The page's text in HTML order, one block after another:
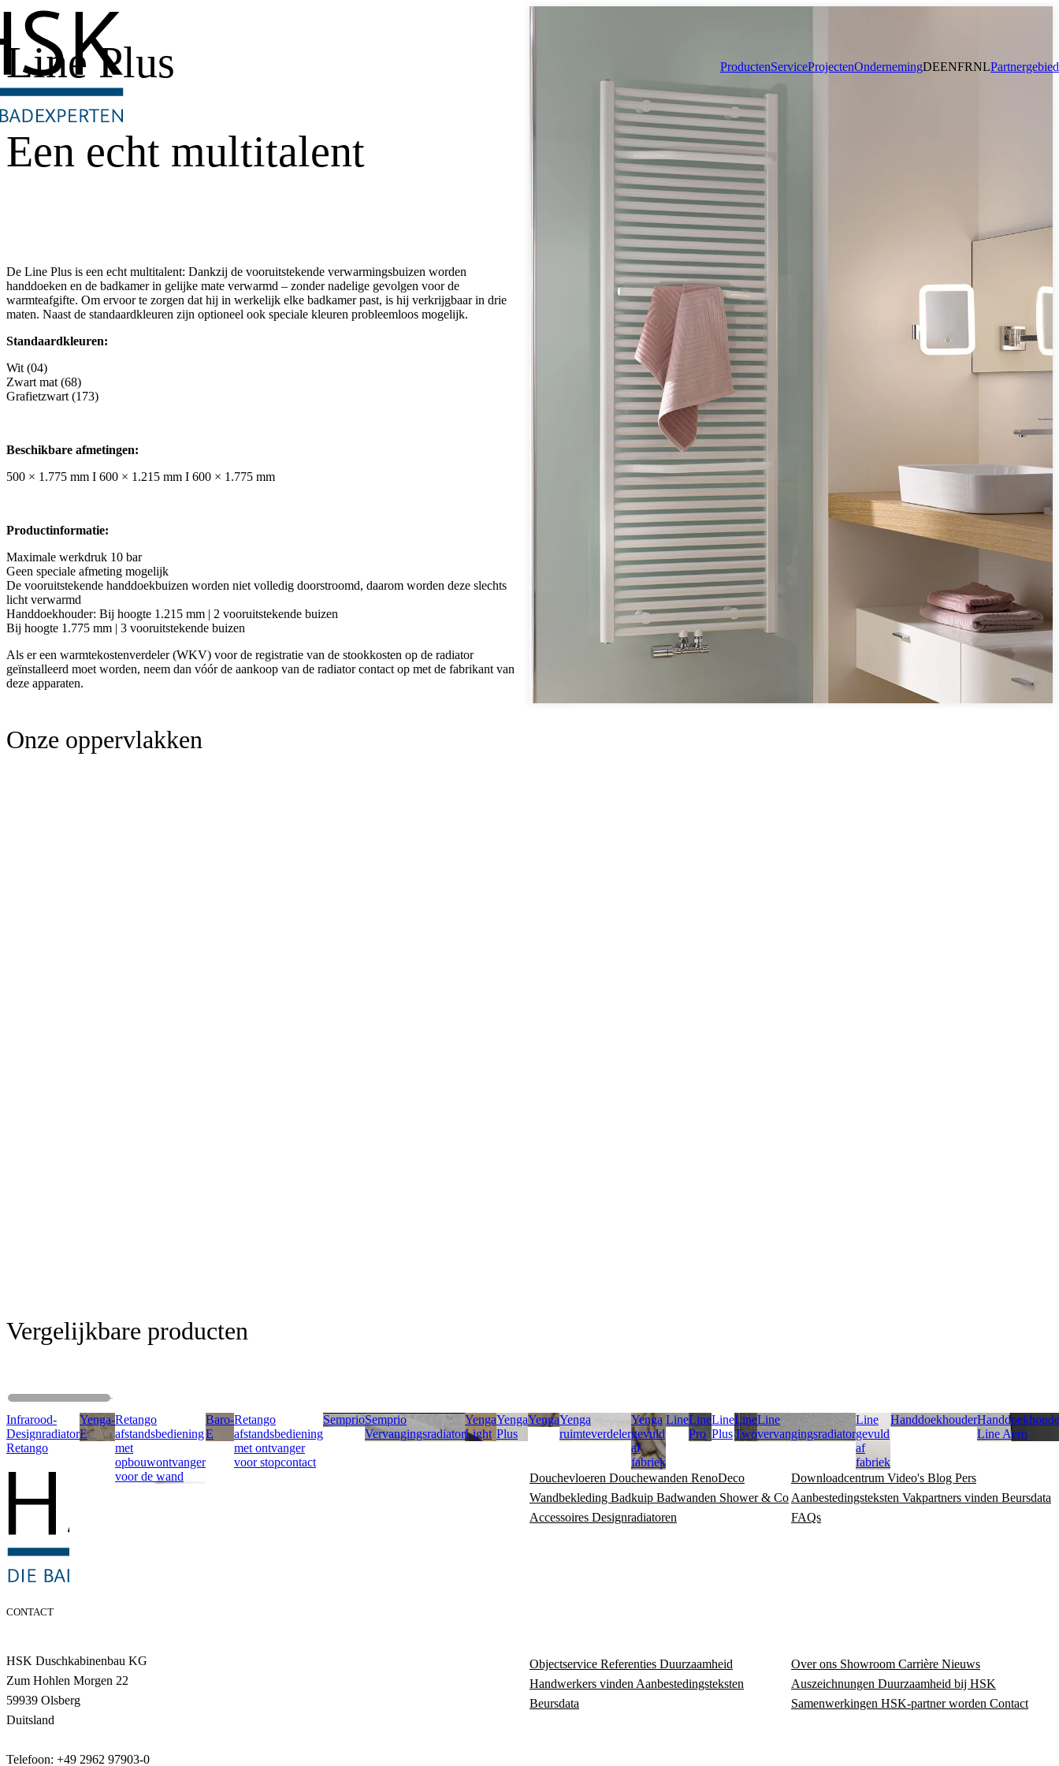
ProductenServiceProjectenOndernemingDEENFRNLPartnergebied
Line Plus
Een echt multitalent
De Line Plus is een echt multitalent: Dankzij de vooruitstekende verwarmingsbuizen worden
handdoeken en de badkamer in gelijke mate verwarmd – zonder nadelige gevolgen voor de
warmteafgifte. Om ervoor te zorgen dat hij in werkelijk elke badkamer past, is hij verkrijgbaar in drie
maten. Naast de standaardkleuren zijn optioneel ook speciale kleuren probleemloos mogelijk.
Standaardkleuren:
Wit (04)
Zwart mat (68)
Grafietzwart (173)
Beschikbare afmetingen:
500 × 1.775 mm I 600 × 1.215 mm I 600 × 1.775 mm
Productinformatie:
Maximale werkdruk 10 bar
Geen speciale afmeting mogelijk
De vooruitstekende handdoekbuizen worden niet volledig doorstroomd, daarom worden deze slechts
licht verwarmd
Handdoekhouder: Bij hoogte 1.215 mm | 2 vooruitstekende buizen
Bij hoogte 1.775 mm | 3 vooruitstekende buizen
Als er een warmtekostenverdeler (WKV) voor de registratie van de stookkosten op de radiator
geïnstalleerd moet worden, neem dan vóór de aankoop van de radiator contact op met de fabrikant van
deze apparaten.
Onze oppervlakken
Vergelijkbare producten
Infrarood-
Designradiator
Retango
Yenga-
E
Retango
afstandsbediening
met
opbouwontvanger
voor de wand
Baro-
E
Retango
afstandsbediening
met ontvanger
voor stopcontact
SemprioSemprio
Vervangingsradiator
Yenga
Light
Yenga
Plus
YengaYenga
ruimteverdeler
Yenga
gevuld
af
fabriek
LineLine
Pro
Line
Plus
Line
Two
Line
vervangingsradiator
Line
gevuld
af
fabriek
Handdoekhouder
Line Aero
CONTACT
HSK Duschkabinenbau KG
Zum Hohlen Morgen 22
59939 Olsberg
Duitsland
Telefoon: +49 2962 97903-0
Douchevloeren Douchewanden RenoDeco
Wandbekleding Badkuip Badwanden Shower & Co
Accessoires Designradiatoren
Downloadcentrum Video's Blog Pers
Aanbestedingsteksten Vakpartners vinden Beursdata
FAQs
Objectservice Referenties Duurzaamheid
Handwerkers vinden Aanbestedingsteksten
Beursdata
Over ons Showroom Carrière Nieuws
Auszeichnungen Duurzaamheid bij HSK
Samenwerkingen HSK-partner worden Contact